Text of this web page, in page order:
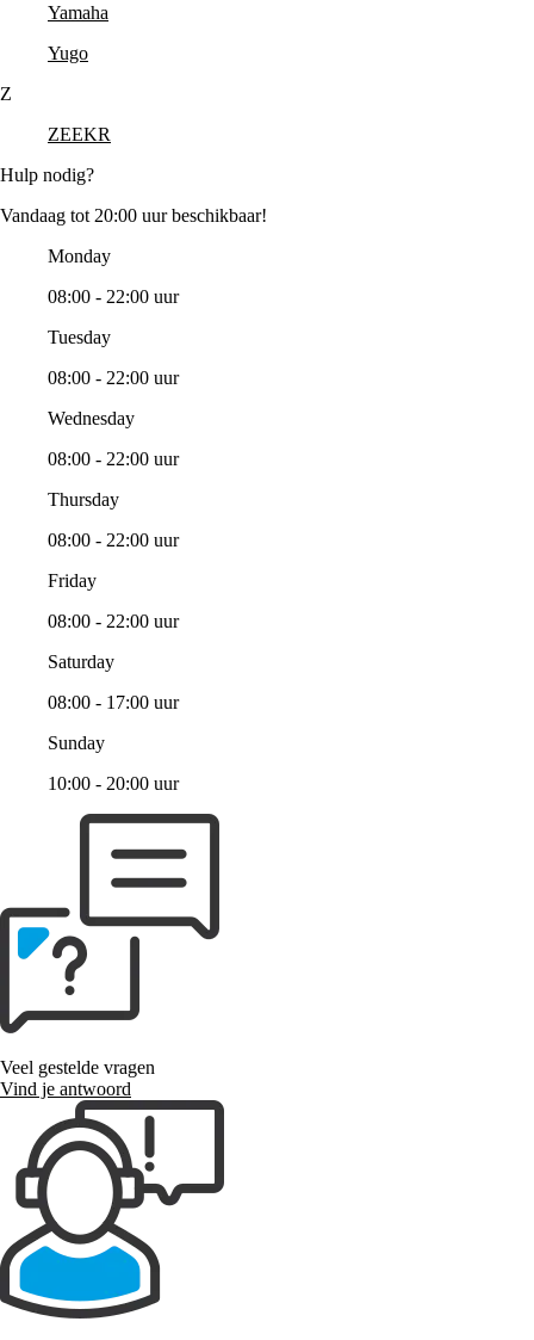
Yamaha
Yugo
Z
ZEEKR
Hulp nodig?
Vandaag tot 20:00 uur beschikbaar!
Monday
08:00 - 22:00 uur
Tuesday
08:00 - 22:00 uur
Wednesday
08:00 - 22:00 uur
Thursday
08:00 - 22:00 uur
Friday
08:00 - 22:00 uur
Saturday
08:00 - 17:00 uur
Sunday
10:00 - 20:00 uur
Veel gestelde vragen
Vind je antwoord